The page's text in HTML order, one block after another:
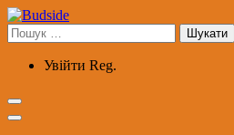
Перейти
до
вмісту
Пошук:
Увійти Reg.